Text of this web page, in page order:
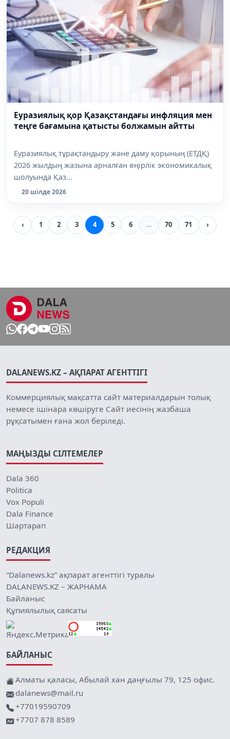
Еуразиялық қор Қазақстандағы инфляция мен
теңге бағамына қатысты болжамын айтты
Еуразиялық тұрақтандыру және даму қорының (ЕТДҚ)
2026 жылдың жазына арналған өңірлік экономикалық
шолуында Қаз...
20 шілде 2026
‹ 1 2 3 4 5 6 ... 70 71 ›
DALANEWS.KZ – АҚПАРАТ АГЕНТТІГІ
Коммерциялық мақсатта сайт материалдарын толық
немесе ішінара көшіруге Сайт иесінің жазбаша
рұқсатымен ғана жол беріледі.
МАҢЫЗДЫ СІЛТЕМЕЛЕР
Dala 360
Politica
Vox Populi
Dala Finance
Шартарап
РЕДАКЦИЯ
“Dalanews.kz” ақпарат агенттігі туралы
DALANEWS.KZ – ЖАРНАМА
Байланыс
Құпиялылық саясаты
БАЙЛАНЫС
Алматы қаласы, Абылай хан даңғылы 79, 125 офис.
dalanews@mail.ru
+77019590709
+7707 878 8589